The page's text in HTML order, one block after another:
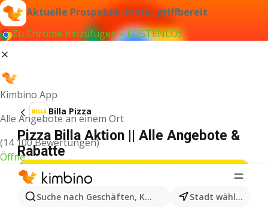
Aktuelle Prospekte immer griffbereit
Zu Chrome hinzufügen – KOSTENLOS
Kimbino App
Alle Angebote an einem Ort
(14 100 Bewertungen)
Öffne
Suche nach Geschäften, Kategorien, Produkten...
Stadt wählen
Billa Pizza
Pizza Billa Aktion || Alle Angebote &
Rabatte